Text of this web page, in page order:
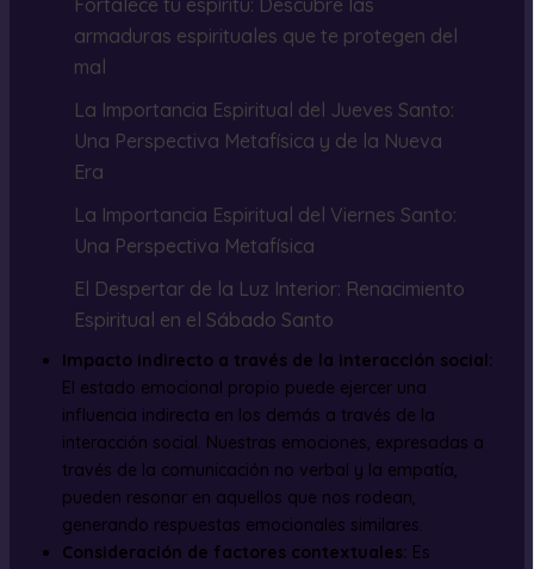
Fortalece tu espíritu: Descubre las
armaduras espirituales que te protegen del
mal
La Importancia Espiritual del Jueves Santo:
Una Perspectiva Metafísica y de la Nueva
Era
La Importancia Espiritual del Viernes Santo:
Una Perspectiva Metafísica
El Despertar de la Luz Interior: Renacimiento
Espiritual en el Sábado Santo
Impacto indirecto a través de la interacción social:
El estado emocional propio puede ejercer una
influencia indirecta en los demás a través de la
interacción social. Nuestras emociones, expresadas a
través de la comunicación no verbal y la empatía,
pueden resonar en aquellos que nos rodean,
generando respuestas emocionales similares.
Consideración de factores contextuales: Es